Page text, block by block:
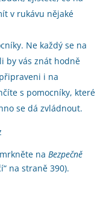
v rukávu nějaké
Ne každý se na
by vás znát hodně
i na
s pomocníky, které
se dá zvládnout.
naBezpečně
na straně 390).